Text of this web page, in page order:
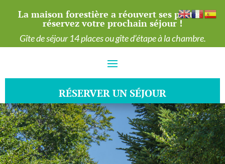
La maison forestière a réouvert ses portes :
réservez votre prochain séjour !
Gîte de séjour 14 places ou gîte d’étape à la chambre.
RÉSERVER UN SÉJOUR